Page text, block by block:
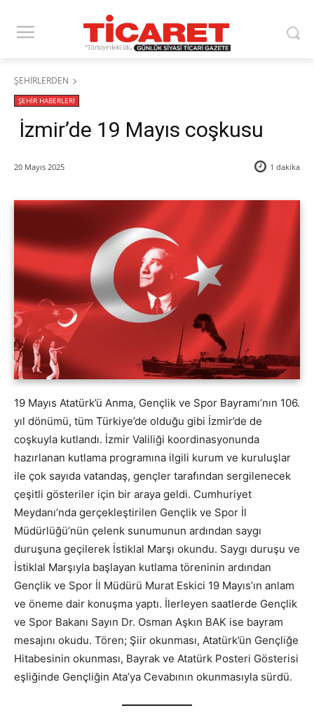
ŞEHİRLERDEN
ŞEHİR HABERLERİ
İzmir’de 19 Mayıs coşkusu
20 Mayıs 2025 1 dakika
19 Mayıs Atatürk’ü Anma, Gençlik ve Spor Bayramı’nın 106.
yıl dönümü, tüm Türkiye’de olduğu gibi İzmir’de de
coşkuyla kutlandı. İzmir Valiliği koordinasyonunda
hazırlanan kutlama programına ilgili kurum ve kuruluşlar
ile çok sayıda vatandaş, gençler tarafından sergilenecek
çeşitli gösteriler için bir araya geldi. Cumhuriyet
Meydanı’nda gerçekleştirilen Gençlik ve Spor İl
Müdürlüğü’nün çelenk sunumunun ardından saygı
duruşuna geçilerek İstiklal Marşı okundu. Saygı duruşu ve
İstiklal Marşıyla başlayan kutlama töreninin ardından
Gençlik ve Spor İl Müdürü Murat Eskici 19 Mayıs’ın anlam
ve öneme dair konuşma yaptı. İlerleyen saatlerde Gençlik
ve Spor Bakanı Sayın Dr. Osman Aşkın BAK ise bayram
mesajını okudu. Tören; Şiir okunması, Atatürk’ün Gençliğe
Hitabesinin okunması, Bayrak ve Atatürk Posteri Gösterisi
eşliğinde Gençliğin Ata’ya Cevabının okunmasıyla sürdü.